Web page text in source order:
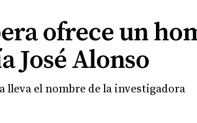
ofrece un
José Alonso
lleva el nombre de la investigadora